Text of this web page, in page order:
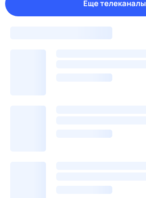
Еще телеканалы